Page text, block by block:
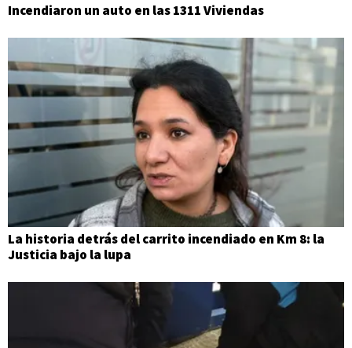
Incendiaron un auto en las 1311 Viviendas
La historia detrás del carrito incendiado en Km 8: la
Justicia bajo la lupa